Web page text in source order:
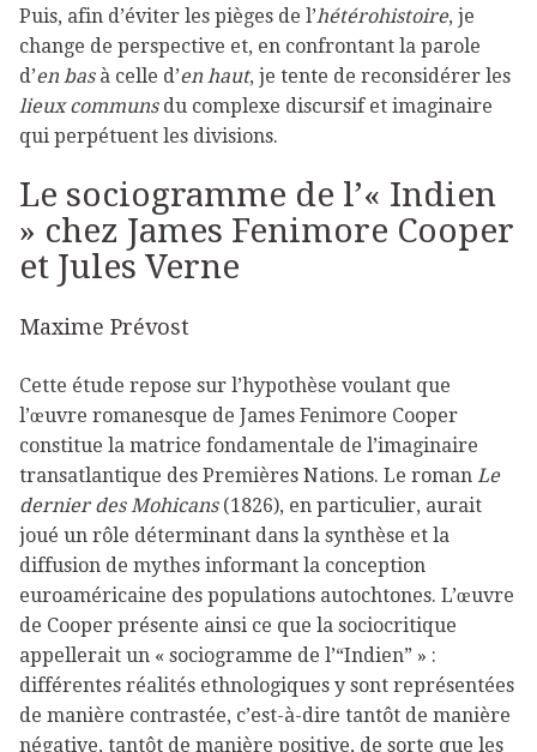
Puis, afin d’éviter les pièges de l’hétérohistoire, je
change de perspective et, en confrontant la parole
d’en basà celle d’en haut, je tente de reconsidérer les
lieux communsdu complexe discursif et imaginaire
qui perpétuent les divisions.
Le sociogramme de l’« Indien
» chez James Fenimore Cooper
et Jules Verne
Maxime Prévost
Cette étude repose sur l’hypothèse voulant que
l’œuvre romanesque de James Fenimore Cooper
constitue la matrice fondamentale de l’imaginaire
transatlantique des Premières Nations. Le roman Le
dernier des Mohicans(1826), en particulier, aurait
joué un rôle déterminant dans la synthèse et la
diffusion de mythes informant la conception
euroaméricaine des populations autochtones. L’œuvre
de Cooper présente ainsi ce que la sociocritique
appellerait un « sociogramme de l’“Indien” » :
différentes réalités ethnologiques y sont représentées
de manière contrastée, c’est-à-dire tantôt de manière
négative, tantôt de manière positive, de sorte que les